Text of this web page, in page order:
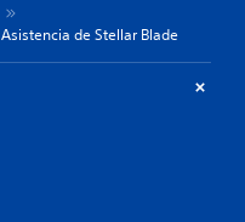
Asistencia de Stellar Blade